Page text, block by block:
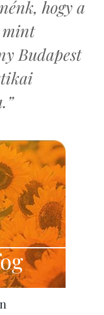
hogy a
mint
Budapest